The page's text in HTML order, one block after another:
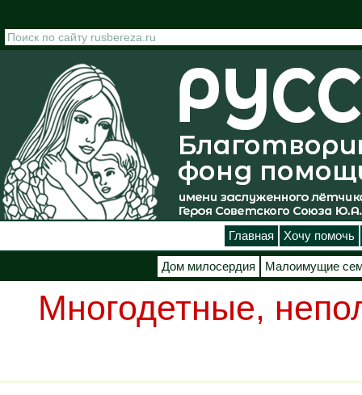
Главная Хочу помочь
Дом милосердия Малоимущие
Многодетные,